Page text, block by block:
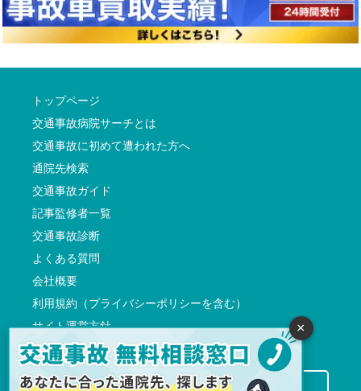
トップページ
交通事故病院サーチとは
交通事故に初めて遭われた方へ
通院先検索
交通事故ガイド
記事監修者一覧
交通事故診断
よくある質問
会社概要
利用規約（プライバシーポリシーを含む）
サイト運営方針
反社会的勢力に対する基本方針
交通事故病院サーチに掲載希望の先生方へ
×